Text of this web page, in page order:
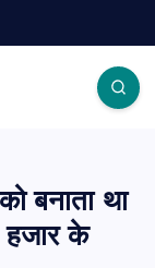
बनाता था
हजार के